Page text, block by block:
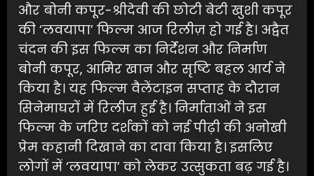
और बोनी कपूर-श्रीदेवी की छोटी बेटी खुशी कपूर
की ‘लवयापा’ फिल्म आज रिलीज़ हो गई है। अद्वैत
चंदन की इस फिल्म का निर्देशन और निर्माण
बोनी कपूर, आमिर खान और सृष्टि बहल आर्य ने
किया है। यह फिल्म वैलेंटाइन सप्ताह के दौरान
सिनेमाघरों में रिलीज हुई है। निर्माताओं ने इस
फिल्म के जरिए दर्शकों को नई पीढ़ी की अनोखी
प्रेम कहानी दिखाने का दावा किया है। इसलिए
लोगों में ‘लवयापा’ को लेकर उत्सुकता बढ़ गई है।